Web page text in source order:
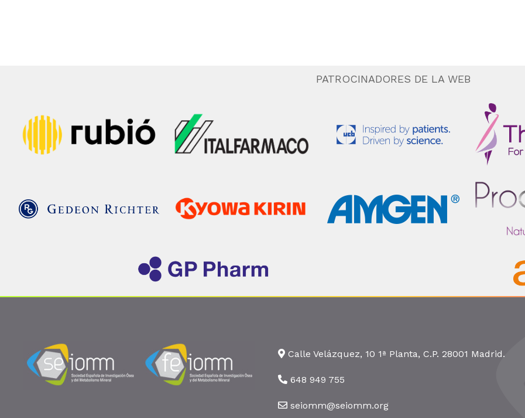
PATROCINADORES DE LA WEB
Calle Velázquez, 10 1ª Planta, C.P. 28001 Madrid.
648 949 755
seiomm@seiomm.org